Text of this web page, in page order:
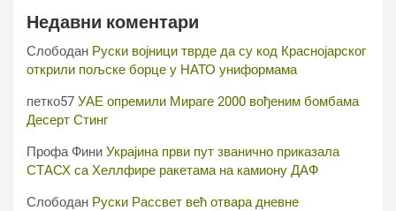
Недавни коментари
Слободан Руски војници тврде да су код Краснојарског
открили пољске борце у НАТО униформама
петко57 УАЕ опремили Мираге 2000 вођеним бомбама
Десерт Стинг
Профа Фини Украјина први пут званично приказала
СТАСХ са Хеллфире ракетама на камиону ДАФ
Слободан Руски Рассвет већ отвара дневне